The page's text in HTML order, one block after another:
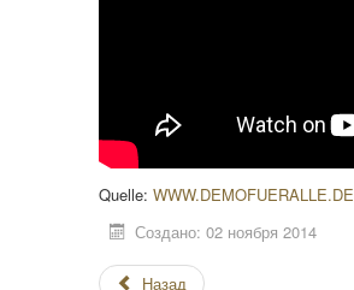
Quelle: WWW.DEMOFUERALLE.DE
Создано: 02 ноября 2014
Назад